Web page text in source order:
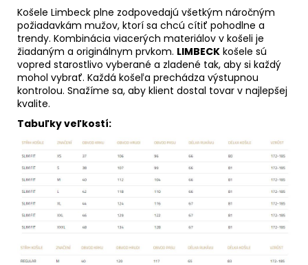
Košele Limbeck plne zodpovedajú všetkým náročným
požiadavkám mužov, ktorí sa chcú cítiť pohodlne a
trendy. Kombinácia viacerých materiálov v košeli je
žiadaným a originálnym prvkom. LIMBECK košele sú
vopred starostlivo vyberané a zladené tak, aby si každý
mohol vybrať. Každá košeľa prechádza výstupnou
kontrolou. Snažíme sa, aby klient dostal tovar v najlepšej
kvalite.
Tabuľky veľkostí: